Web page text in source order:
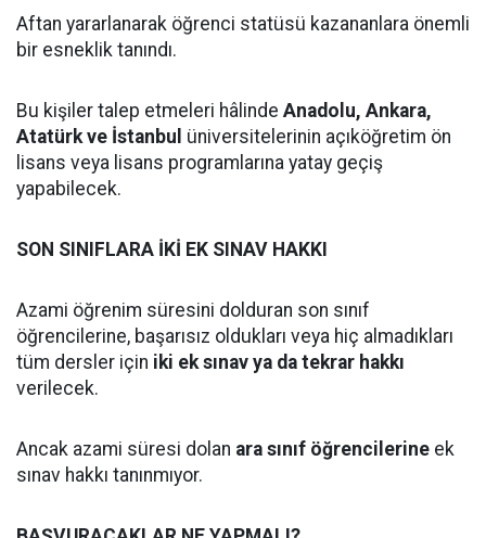
Aftan yararlanarak öğrenci statüsü kazananlara önemli
bir esneklik tanındı.
Bu kişiler talep etmeleri hâlinde Anadolu, Ankara,
Atatürk ve İstanbul üniversitelerinin açıköğretim ön
lisans veya lisans programlarına yatay geçiş
yapabilecek.
SON SINIFLARA İKİ EK SINAV HAKKI
Azami öğrenim süresini dolduran son sınıf
öğrencilerine, başarısız oldukları veya hiç almadıkları
tüm dersler için iki ek sınav ya da tekrar hakkı
verilecek.
Ancak azami süresi dolan ara sınıf öğrencilerine ek
sınav hakkı tanınmıyor.